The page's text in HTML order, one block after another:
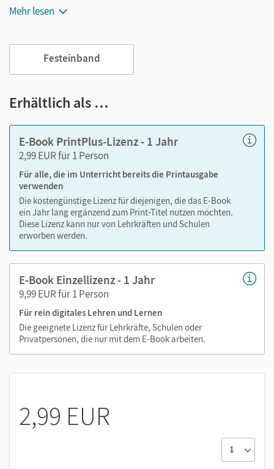
Rucksäcke und ist jederzeit unkompliziert verfügbar.
Notizen erstellen
Text ergänzen
im Text suchen
zoomen
Die Medien sind wichtige Bestandteile dieses E-Books. Sie
sind seitengenau platziert, damit Sie und Ihre Schüler/-innen
jederzeit unkompliziert darauf zugreifen können. So
gestalten Sie das Lehren und Lernen zeitsparend und
abwechslungsreich. Kein Medienwechsel! Kein
zeitaufwendiges Suchen!
Medien in diesem E-Book:
Erklärvideos zu jeder Lektion
Bilder
Digitale Hilfen: Erläuterungen, Abbildungen und
Lösungshilfen zu Sachtexten und Aufgaben
Mehr lesen
Festeinband
Erhältlich als …
E-Book PrintPlus-Lizenz - 1 Jahr
2,99 EUR für 1 Person
Für alle, die im Unterricht bereits die Printausgabe
verwenden
Die kostengünstige Lizenz für diejenigen, die das E-Book
ein Jahr lang ergänzend zum Print-Titel nutzen möchten.
Diese Lizenz kann nur von Lehrkräften und Schulen
erworben werden.
E-Book Einzellizenz - 1 Jahr
9,99 EUR für 1 Person
Für rein digitales Lehren und Lernen
Die geeignete Lizenz für Lehrkräfte, Schulen oder
Privatpersonen, die nur mit dem E-Book arbeiten.
2,99 EUR